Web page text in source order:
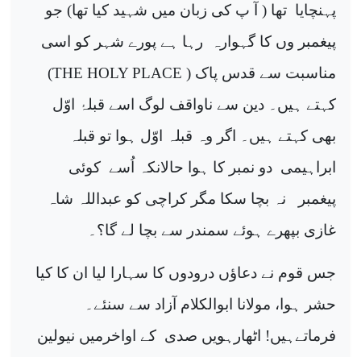
پہنچایا تھا ( آ پ کی زبان میں شہید کیا تھا) جو
پیغمبر وں کا گہوارہ
رہا ہے پورے شہر کو اسی
مناسبت سے قدس پاک ( THE HOLY PLACE
)
کہتے ہیں۔ دین سے ناواقف لوگ اسے قبلۂ اوّل
بھی کہتے ہیں۔ اگر وہ قبلہ اوّل ہوا تو قبلہ
ابراہیمی دو نمبر کا ہوا حالانکہ اُسے کوئی
پیغمبر
نہ بچا سکا مگر کراچی کو عبداللہ شاہ
غازی بپھرے ہوئے سمندر سے بچا لے گا؟۔
جس قوم نے دعاؤں درودوں کا سہارا لیا ان کا کیا
حشر ہوا، مولانا ابوالکلام آزاد سے سنئے۔
فرماتےہیں! اٹھارہویں صدی کے اواخرمیں نیولین